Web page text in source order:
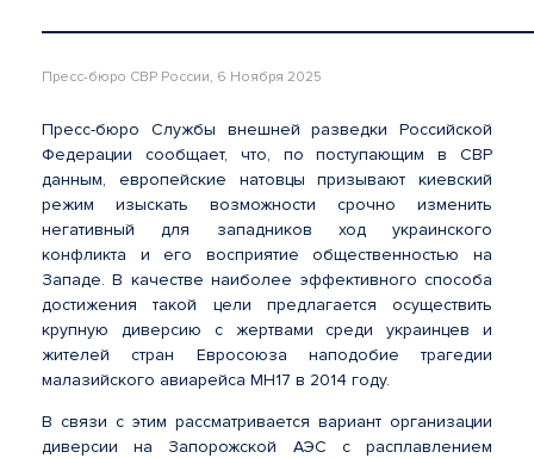
Пресс-бюро СВР России, 6 Ноября 2025
Пресс-бюро Службы внешней разведки Российской
Федерации сообщает, что, по поступающим в СВР
данным, европейские натовцы призывают киевский
режим изыскать возможности срочно изменить
негативный для западников ход украинского
конфликта и его восприятие общественностью на
Западе. В качестве наиболее эффективного способа
достижения такой цели предлагается осуществить
крупную диверсию с жертвами среди украинцев и
жителей стран Евросоюза наподобие трагедии
малазийского авиарейса МН17 в 2014 году.
В связи с этим рассматривается вариант организации
диверсии на Запорожской АЭС с расплавлением